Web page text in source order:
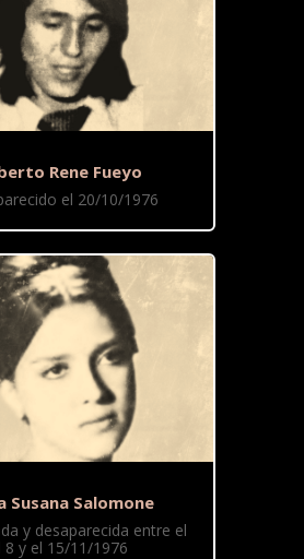
Rene Fueyo
el 20/10/1976
Susana Salomone
y desaparecida entre el
8 y el 15/11/1976